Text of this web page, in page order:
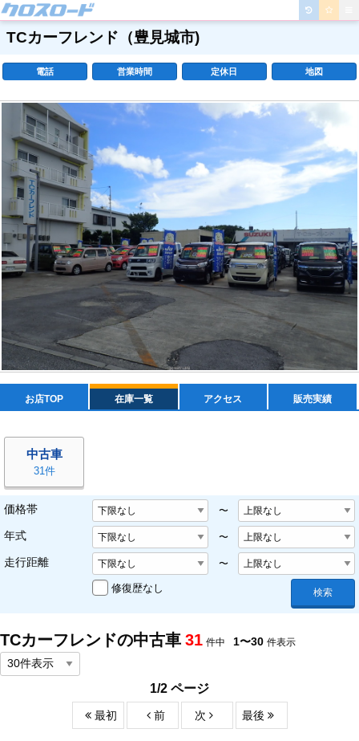
TCカーフレンド （豊見城市)
電話 営業時間 定休日 地図
お店TOP 在庫一覧 アクセス 販売実績
中古車
31件
価格帯 〜
年式 〜
走行距離 〜
修復歴なし 検索
TCカーフレンドの中古車 31 件中 1〜30 件表示
1/2 ページ
最初 前 次 最後